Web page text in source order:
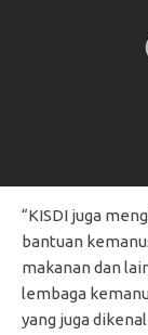
“KISDI juga
bantuan
makanan dan
lembaga
yang juga